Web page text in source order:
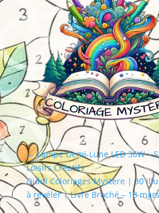
←Lampe Demi-Lune LED 36W –
Loisirs Créatifs
Diddl Coloriages Mystère | 30
à révéler | Livre Broché – 18